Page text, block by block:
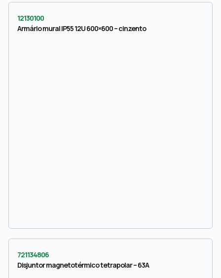
12130100
Armário mural IP55 12U 600×600 – cinzento
721134806
Disjuntor magnetotérmico tetrapolar – 63A